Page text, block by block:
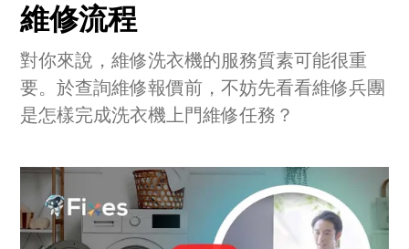
維修流程
對你來說，維修洗衣機的服務質素可能很重
要。於查詢維修報價前，不妨先看看維修兵團
是怎樣完成洗衣機上門維修任務？